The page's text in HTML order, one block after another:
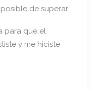
de superar
para que el
y me hiciste